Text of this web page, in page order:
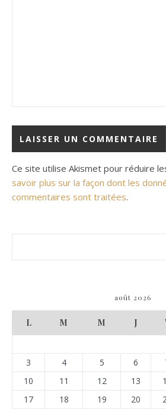
Ce site utilise Akismet pour réduire
savoir plus sur la façon dont les
commentaires sont traitées.
août 2026
L M M J
3
4 5 6
10
11 12 13
17
18 19 20